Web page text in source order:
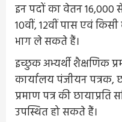
इन पदों का वेतन
10वीं, 12वीं पास एवं किसी
भाग ले सकते हैं।
इच्छुक अभ्यर्थी शैक्षणिक
कार्यालय पंजीयन पत्रक,
प्रमाण पत्र की
उपस्थित हो सकते हैं।